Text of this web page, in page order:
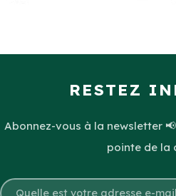
RESTEZ
Abonnez-vous à la newsletter
pointe de la